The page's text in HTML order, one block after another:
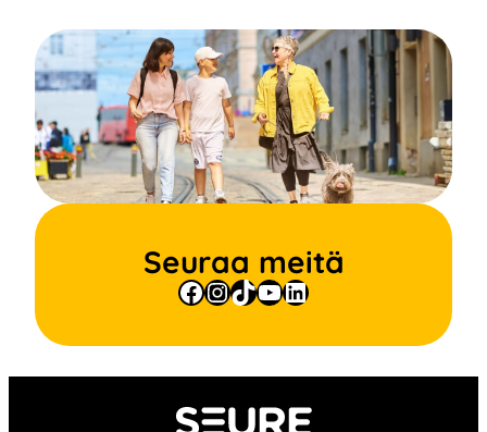
Seuraa meitä
Facebook
Instagram
TikTok
YouTube
LinkedIn